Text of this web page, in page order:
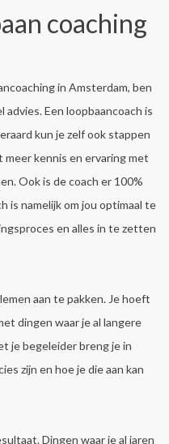
coaching
in Amsterdam, ben
Een loopbaancoach is
kun je zelf ook stappen
kennis en ervaring met
Ook is de coach er 100%
is namelijk om jou optimaal te
en alles in te zetten
aan te pakken. Je hoeft
dingen waar je al langere
je begeleider breng je in
zijn en hoe je die aan kan
Dingen waar je al jaren